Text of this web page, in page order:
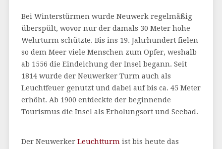
Bei Winterstürmen wurde Neuwerk regelmäßig
überspült, wovor nur der damals 30 Meter hohe
Wehrturm schützte. Bis ins 19. Jahrhundert fielen
so dem Meer viele Menschen zum Opfer, weshalb
ab 1556 die Eindeichung der Insel begann. Seit
1814 wurde der Neuwerker Turm auch als
Leuchtfeuer genutzt und dabei auf bis ca. 45 Meter
erhöht. Ab 1900 entdeckte der beginnende
Tourismus die Insel als Erholungsort und Seebad.
Der Neuwerker Leuchtturmist bis heute das